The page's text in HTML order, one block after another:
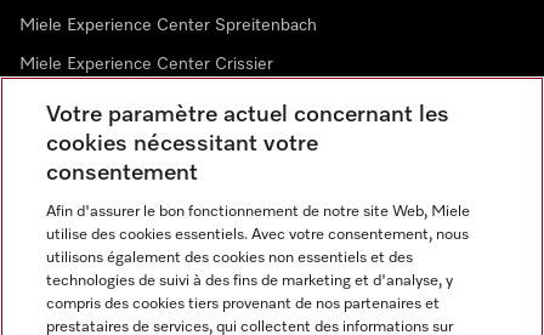
Miele Experience Center Spreitenbach
Miele Experience Center Crissier
Newsletter
Votre paramètre actuel concernant les
cookies nécessitant votre
consentement
Afin d'assurer le bon fonctionnement de notre site Web, Miele
utilise des cookies essentiels. Avec votre consentement, nous
utilisons également des cookies non essentiels et des
technologies de suivi à des fins de marketing et d'analyse, y
compris des cookies tiers provenant de nos partenaires et
prestataires de services, qui collectent des informations sur